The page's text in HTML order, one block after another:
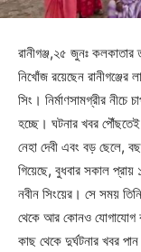
রানীগঞ্জ,২৫ জুনঃ কলকাতার
নিখোঁজ রয়েছেন রানীগঞ্জের
সিং। নির্মাণসামগ্রীর
হচ্ছে। ঘটনার খবর পৌঁছতেই
নেহা দেবী এবং বড় ছেলে,
গিয়েছে, বুধবার সকাল প্রায়
নবীন সিংয়ের। সে সময়
থেকে আর কোনও যোগাযোগ
কাছ থেকে দুর্ঘটনার খবর